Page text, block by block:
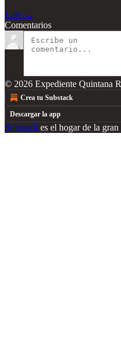
Leer →
Comentarios
© 2026 Expediente Quintana
Crea tu Substack
Descargar la app
Substack es el hogar de la gran